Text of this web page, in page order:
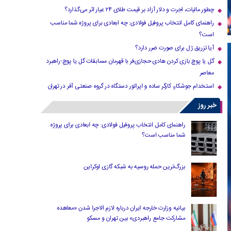
چطور مالیات، اجرت و دلار آزاد بر قیمت طلای ۲۴ عیار اثر می‌گذارد؟
راهنمای کامل انتخاب پروفیل فولادی: چه ابعادی برای پروژه شما مناسب
است؟
آیا تزریق ژل برای صورت ضرر دارد​؟
گل یا پوچ بازی کردن هادی حجازی‌فر با قهرمان مسابقات گل یا پوچ-راهبرد
معاصر
استخدام جوشکار، کارگر ساده و اپراتور دستگاه در گروه صنعتی آفر در تهران
خبر روز
راهنمای کامل انتخاب پروفیل فولادی: چه ابعادی برای پروژه
شما مناسب است؟
بزرگ‌ترین حمله روسیه به شبکه گازی اوکراین
بیانیه وزارت خارجه ایران درباره لازم‌ الاجرا شدن «معاهده
مشارکت جامع راهبردی» بین تهران و مسکو